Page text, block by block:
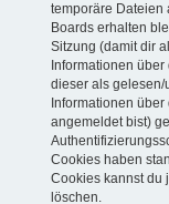
temporäre Dateien
Boards erhalten
Sitzung (damit dir
Informationen
dieser als gelesen/
Informationen
angemeldet bist)
Cookies haben
Cookies kannst du
löschen.